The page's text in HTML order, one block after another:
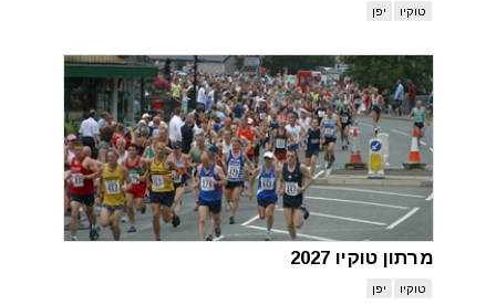
טוקיו יפן
מרתון טוקיו 2027
טוקיו יפן